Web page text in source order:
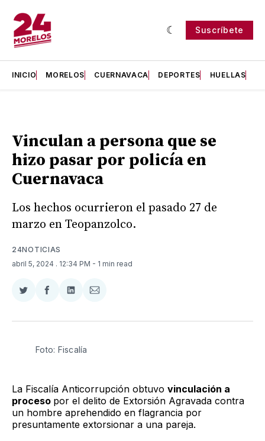
Suscríbete
INICIO MORELOS CUERNAVACA DEPORTES HUELLAS
Vinculan a persona que se
hizo pasar por policía en
Cuernavaca
Los hechos ocurrieron el pasado 27 de
marzo en Teopanzolco.
24NOTICIAS
abril 5, 2024 . 12:34 PM - 1 min read
Compartir
Twitter
Compartir
Facebook
Compartir
LinkedIn
Compartir
Email
Foto: Fiscalía
La Fiscalía Anticorrupción obtuvo vinculación a
proceso por el delito de Extorsión Agravada contra
un hombre aprehendido en flagrancia por
presuntamente extorsionar a una pareja.